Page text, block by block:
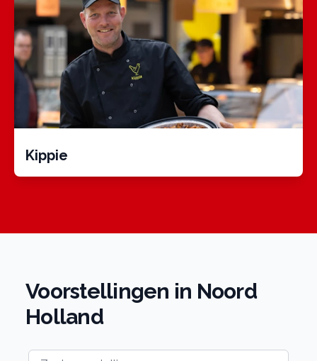
Kippie
Voorstellingen in Noord
Holland